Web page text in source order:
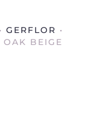
•GERFLOR •
OAK BEIGE